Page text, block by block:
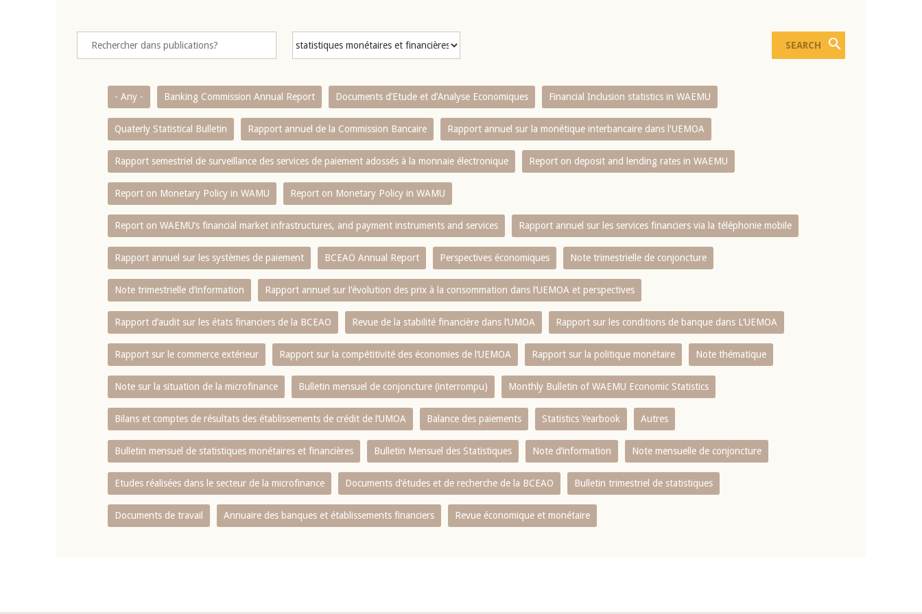
- Any - Banking Commission Annual Report Documents d’Etude et d’Analyse Economiques Financial Inclusion statistics in WAEMU
Quaterly Statistical Bulletin Rapport annuel de la Commission Bancaire Rapport annuel sur la monétique interbancaire dans l'UEMOA
Rapport semestriel de surveillance des services de paiement adossés à la monnaie électronique Report on deposit and lending rates in WAEMU
Report on Monetary Policy in WAMU Report on Monetary Policy in WAMU
Report on WAEMU’s financial market infrastructures, and payment instruments and services Rapport annuel sur les services financiers via la téléphonie mobile
Rapport annuel sur les systèmes de paiement BCEAO Annual Report Perspectives économiques Note trimestrielle de conjoncture
Note trimestrielle d‘information Rapport annuel sur l‘évolution des prix à la consommation dans l‘UEMOA et perspectives
Rapport d‘audit sur les états financiers de la BCEAO Revue de la stabilité financière dans l‘UMOA Rapport sur les conditions de banque dans L‘UEMOA
Rapport sur le commerce extérieur Rapport sur la compétitivité des économies de l‘UEMOA Rapport sur la politique monétaire Note thématique
Note sur la situation de la microfinance Bulletin mensuel de conjoncture (interrompu) Monthly Bulletin of WAEMU Economic Statistics
Bilans et comptes de résultats des établissements de crédit de l‘UMOA Balance des paiements Statistics Yearbook Autres
Bulletin mensuel de statistiques monétaires et financières Bulletin Mensuel des Statistiques Note d’information Note mensuelle de conjoncture
Etudes réalisées dans le secteur de la microfinance Documents d’études et de recherche de la BCEAO Bulletin trimestriel de statistiques
Documents de travail Annuaire des banques et établissements financiers Revue économique et monétaire